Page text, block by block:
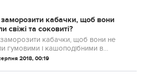
кабачки, щоб вони
свіжі та соковиті?
кабачки, щоб вони не
гумовими і кашоподібними в
приготування, а зберегли
2018, 00:19